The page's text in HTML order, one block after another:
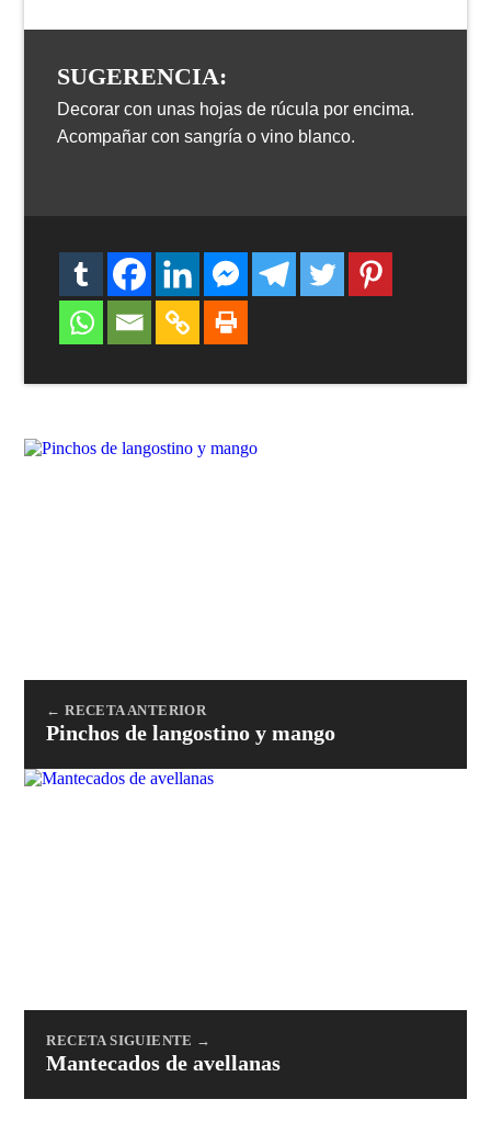
SUGERENCIA:
Decorar con unas hojas de rúcula por encima.
Acompañar con sangría o vino blanco.
← RECETA ANTERIOR
Pinchos de langostino y mango
RECETA SIGUIENTE →
Mantecados de avellanas